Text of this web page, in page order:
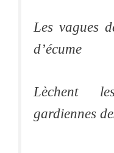
Les vagues
d’écume
Lèchent
gardiennes